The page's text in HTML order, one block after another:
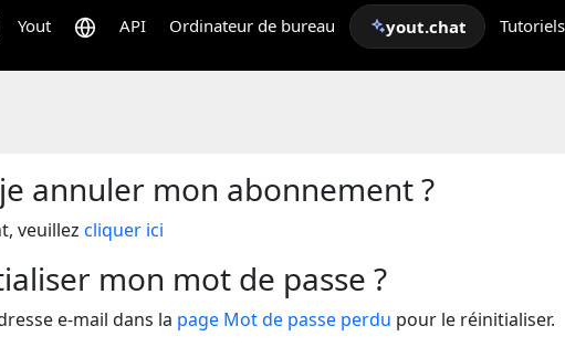
Yout API Ordinateur de bureau yout.chat Tutoriels
annuler mon abonnement ?
veuillez cliquer ici
mon mot de passe ?
e-mail dans la page Mot de passe perdu pour le réinitialiser.